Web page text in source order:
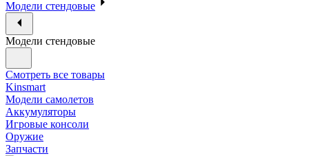
Модели стендовые
Модели стендовые
Смотреть все товары
Kinsmart
Модели самолетов
Аккумуляторы
Игровые консоли
Оружие
Запчасти